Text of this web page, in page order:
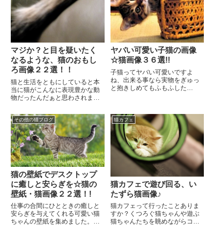
マジか？と目を疑いたく
なるような、猫のおもし
ろ画像２２選！！
猫と生活をともにしていると本
当に猫がこんなに表現豊かな動
物だったんだぁと思わされま
間と一緒に暮らしていればいる
ほど、本当に人間のよう...
ヤバい可愛い子猫の画像
☆猫画像３６選!!
子猫ってヤバい可愛いですよ
ね、出来る事なら実物をぎゅっ
と抱きしめてもふもふした
その他の猫ブログ
猫の壁紙でデスクトップ
に癒しと安らぎを☆猫の
壁紙・猫画像２２選！!
仕事の合間にひとときの癒しと
安らぎを与えてくれる可愛い猫
ちゃんの壁紙を集めました。全
猫カフェ
猫カフェで遊び回る、い
たずら猫画像♪
猫カフェって行ったことありま
すか？くつろぐ猫ちゃんや遊ぶ
猫ちゃんたちを眺めながらコー